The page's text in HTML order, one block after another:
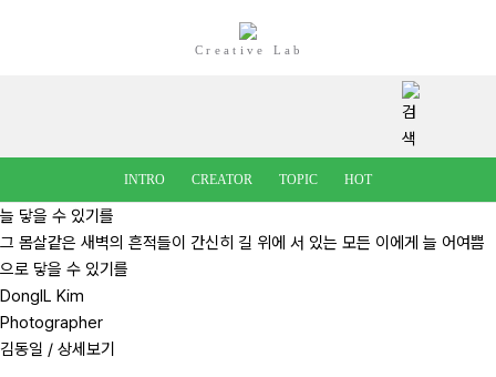
Creative Lab
INTRO CREATOR TOPIC HOT
늘 닿을 수 있기를
그 몸살같은 새벽의 흔적들이 간신히 길 위에 서 있는 모든 이에게 늘 어여쁨
으로 닿을 수 있기를
DongIL Kim
Photographer
김동일 / 상세보기